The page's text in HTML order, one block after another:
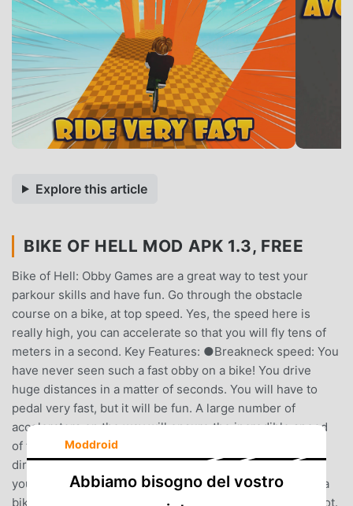
Explore this article
BIKE OF HELL MOD APK 1.3, FREE
Bike of Hell: Obby Games are a great way to test your
parkour skills and have fun. Go through the obstacle
course on a bike, at top speed. Yes, the speed here is
really high, you can accelerate so that you will fly tens of
meters in a second. Key Features: ●Breakneck speed: You
have never seen such a fast obby on a bike! You drive
huge distances in a matter of seconds. You will have to
pedal very fast, but it will be fun. A large number of
accelerators on the way will ensure the incredible speed
of the bicycle. You need to have time to turn in the right
direction.●Parkour race on a bicycle: It's an obby, but
you're on a bike. Feel the new sensations of parkour on a
bike. By bicycle, your options are much wider than on foot.
Moddroid
Abbiamo bisogno del vostro